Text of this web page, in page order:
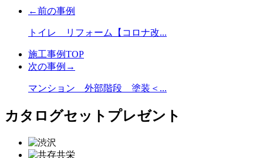
←前の事例
トイレ リフォーム【コロナ改...
施工事例TOP
次の事例→
マンション 外部階段 塗装＜...
カタログセットプレゼント